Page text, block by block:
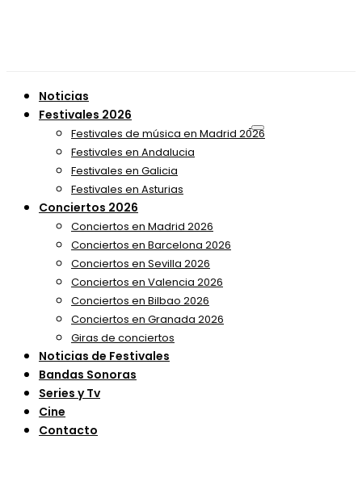
Noticias
Festivales 2026
Festivales de música en Madrid 2026
Festivales en Andalucia
Festivales en Galicia
Festivales en Asturias
Conciertos 2026
Conciertos en Madrid 2026
Conciertos en Barcelona 2026
Conciertos en Sevilla 2026
Conciertos en Valencia 2026
Conciertos en Bilbao 2026
Conciertos en Granada 2026
Giras de conciertos
Noticias de Festivales
Bandas Sonoras
Series y Tv
Cine
Contacto